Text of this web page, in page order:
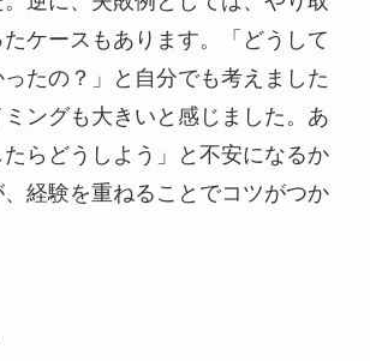
ケースもあります。「どうして
たの？」と自分でも考えました
ングも大きいと感じました。あ
らどうしよう」と不安になるか
経験を重ねることでコツがつか